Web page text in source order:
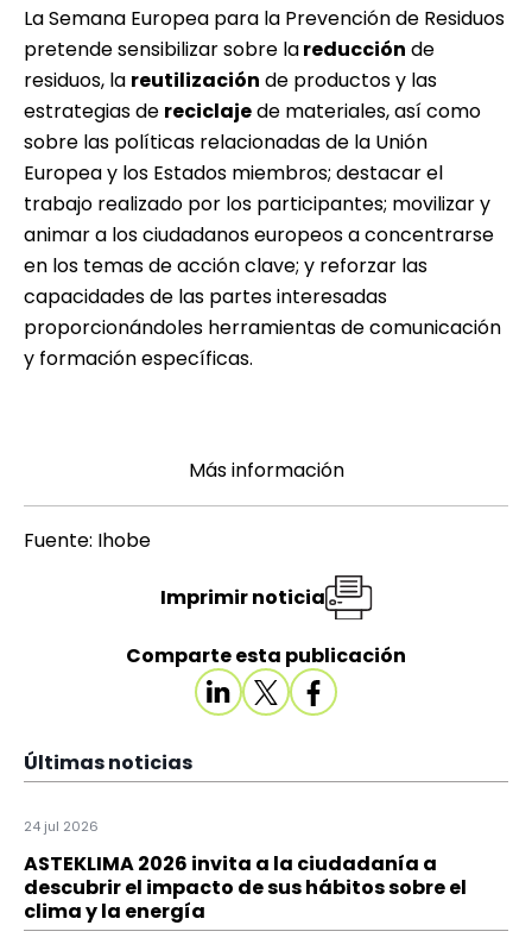
La Semana Europea para la Prevención de Residuos
pretende sensibilizar sobre lareducción de
residuos, la reutilización de productos y las
estrategias de reciclajede materiales, así como
sobre las políticas relacionadas de la Unión
Europea y los Estados miembros; destacar el
trabajo realizado por los participantes; movilizar y
animar a los ciudadanos europeos a concentrarse
en los temas de acción clave; y reforzar las
capacidades de las partes interesadas
proporcionándoles herramientas de comunicación
y formación específicas.
Más información
Fuente: Ihobe
Comparte esta publicación
Imprimir noticia
Últimas noticias
24 jul 2026
ASTEKLIMA 2026 invita a la ciudadanía a
descubrir el impacto de sus hábitos sobre el
clima y la energía